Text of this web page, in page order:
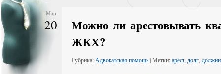
Мар
20
Можно ли арестовывать
ЖКХ?
Рубрика: Адвокатская помощь| Метки: арест долг